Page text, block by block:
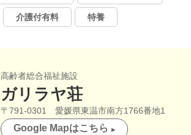
介護付有料 特養
高齢者総合福祉施設
ガリラヤ荘
〒791-0301 愛媛県東温市南方1766番地1
Google Mapはこちら